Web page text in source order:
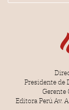
Presidente de
Gerente
Editora Perú Av.